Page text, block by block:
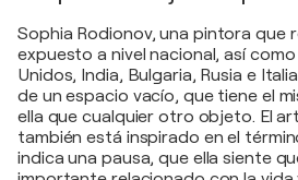
Sophia Rodionov, una pintora que
expuesto a nivel nacional, así
Unidos, India, Bulgaria, Rusia e
de un espacio vacío, que tiene el
ella que cualquier otro objeto. El
también está inspirado en el
indica una pausa, que ella siente